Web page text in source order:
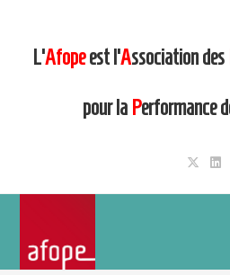
L’Afopeest l’Association des
pour la Performance